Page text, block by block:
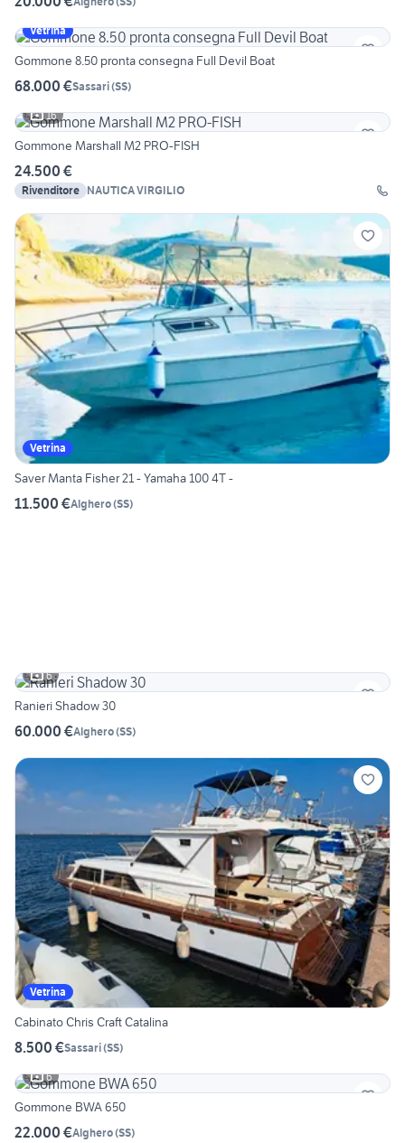
Vetrina
Gommone 8.50 pronta consegna Full Devil Boat
68.000 €Sassari(SS)
16
Gommone Marshall M2 PRO-FISH
24.500 €
Rivenditore NAUTICA VIRGILIO
Vetrina
Saver Manta Fisher 21 - Yamaha 100 4T -
11.500 €Alghero(SS)
6
Ranieri Shadow 30
60.000 €Alghero(SS)
Vetrina
Cabinato Chris Craft Catalina
8.500 €Sassari(SS)
6
Gommone BWA 650
22.000 €Alghero(SS)